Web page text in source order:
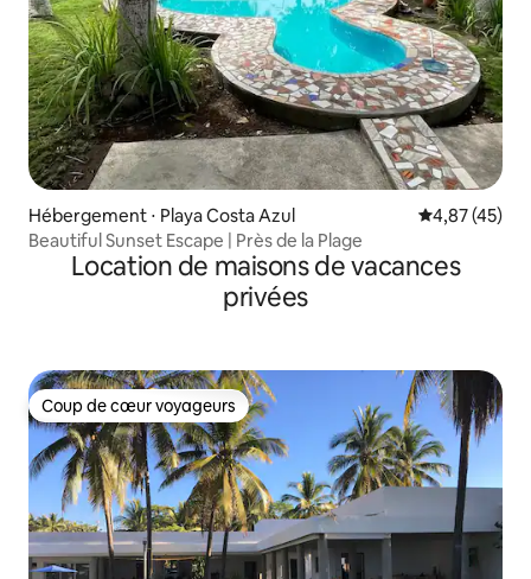
Hébergement ⋅ Playa Costa Azul Évaluation
4,87 (45)
Beautiful Sunset Escape | Près de la Plage
Location de maisons de vacances
privées
Coup de cœur voyageurs
Coup de cœur voyageurs